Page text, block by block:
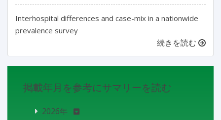
Interhospital differences and case-mix in a nationwide
prevalence survey
続きを読む
掲載年月を参考にサマリーを読む
2026年